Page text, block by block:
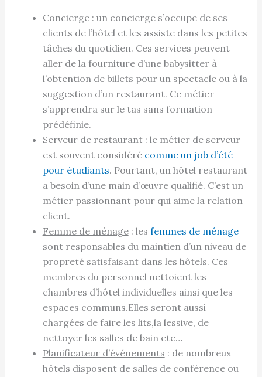
Concierge: un concierge s’occupe de ses
clients de l’hôtel et les assiste dans les petites
tâches du quotidien. Ces services peuvent
aller de la fourniture d’une babysitter à
l’obtention de billets pour un spectacle ou à la
suggestion d’un restaurant. Ce métier
s’apprendra sur le tas sans formation
prédéfinie.
Serveur de restaurant : le métier de serveur
est souvent considéré comme un job d’été
pour étudiants. Pourtant, un hôtel restaurant
a besoin d’une main d’œuvre qualifié. C’est un
métier passionnant pour qui aime la relation
client.
Femme de ménage: les femmes de ménage
sont responsables du maintien d’un niveau de
propreté satisfaisant dans les hôtels. Ces
membres du personnel nettoient les
chambres d’hôtel individuelles ainsi que les
espaces communs.Elles seront aussi
chargées de faire les lits,la lessive, de
nettoyer les salles de bain etc…
Planificateur d’événements : de nombreux
hôtels disposent de salles de conférence ou